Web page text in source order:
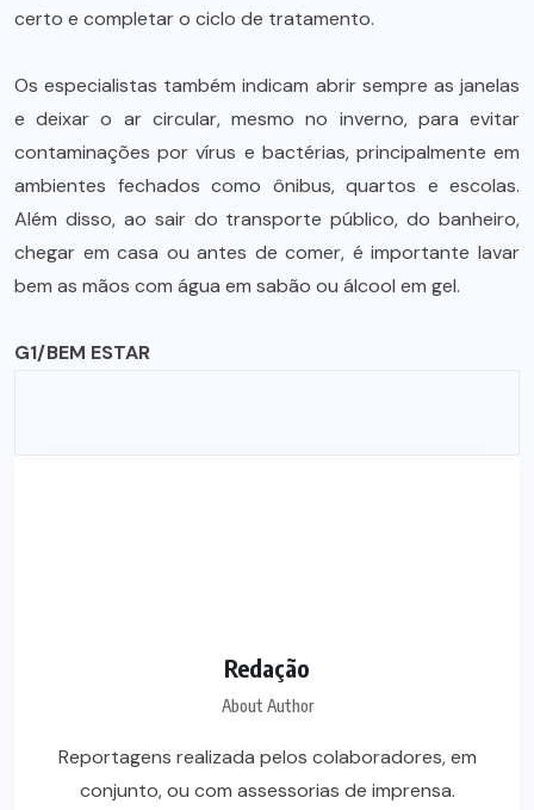
certo e completar o ciclo de tratamento.
Os especialistas também indicam abrir sempre as janelas
e deixar o ar circular, mesmo no inverno, para evitar
contaminações por vírus e bactérias, principalmente em
ambientes fechados como ônibus, quartos e escolas.
Além disso, ao sair do transporte público, do banheiro,
chegar em casa ou antes de comer, é importante lavar
bem as mãos com água em sabão ou álcool em gel.
G1/BEM ESTAR
Redação
About Author
Reportagens realizada pelos colaboradores, em
conjunto, ou com assessorias de imprensa.